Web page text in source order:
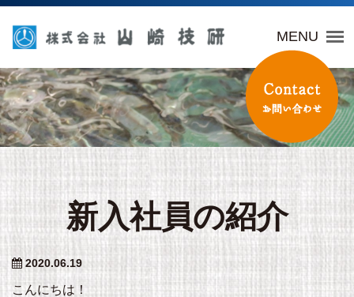
MENU
新入社員の紹介
2020.06.19
こんにちは！